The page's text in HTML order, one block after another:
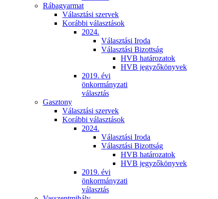
Rábagyarmat
Választási szervek
Korábbi választások
2024.
Választási Iroda
Választási Bizottság
HVB határozatok
HVB jegyzőkönyvek
2019. évi
önkormányzati
választás
Gasztony
Választási szervek
Korábbi választások
2024.
Választási Iroda
Választási Bizottság
HVB határozatok
HVB jegyzőkönyvek
2019. évi
önkormányzati
választás